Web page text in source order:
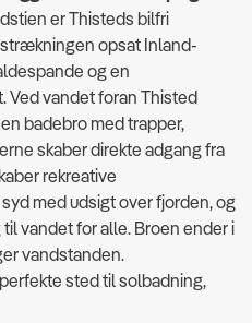
er Thisteds bilfri
opsat Inland-
og en
Ved vandet foran Thisted
badebro med trapper,
skaber direkte adgang fra
rekreative
med udsigt over fjorden, og
vandet for alle. Broen ender i
vandstanden.
sted til solbadning,